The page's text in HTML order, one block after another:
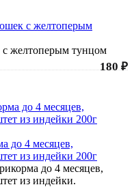
с желтоперым
желтоперым тунцом
180 ₽
до 4 месяцев,
из индейки 200г
до 4 месяцев,
из индейки.